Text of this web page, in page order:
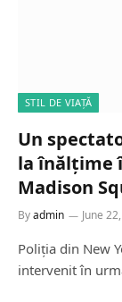
STIL DE VIAȚĂ
Un
la înălțime
Madison
Byadmin June
Poliția din New
intervenit în